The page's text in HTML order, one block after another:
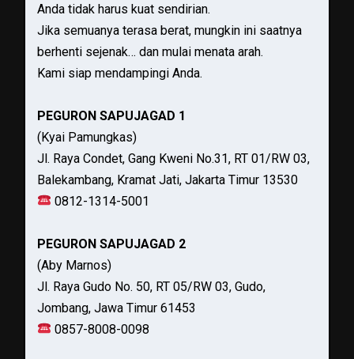
Anda tidak harus kuat sendirian.
Jika semuanya terasa berat, mungkin ini saatnya
berhenti sejenak… dan mulai menata arah.
Kami siap mendampingi Anda.
PEGURON SAPUJAGAD 1
(Kyai Pamungkas)
Jl. Raya Condet, Gang Kweni No.31, RT 01/RW 03,
Balekambang, Kramat Jati, Jakarta Timur 13530
0812-1314-5001
PEGURON SAPUJAGAD 2
(Aby Marnos)
Jl. Raya Gudo No. 50, RT 05/RW 03, Gudo,
Jombang, Jawa Timur 61453
0857-8008-0098